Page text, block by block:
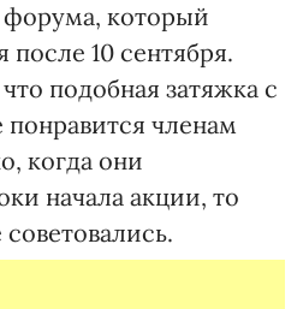
форума, который
после 10 сентября.
подобная затяжка с
членам
когда они
начала акции, то